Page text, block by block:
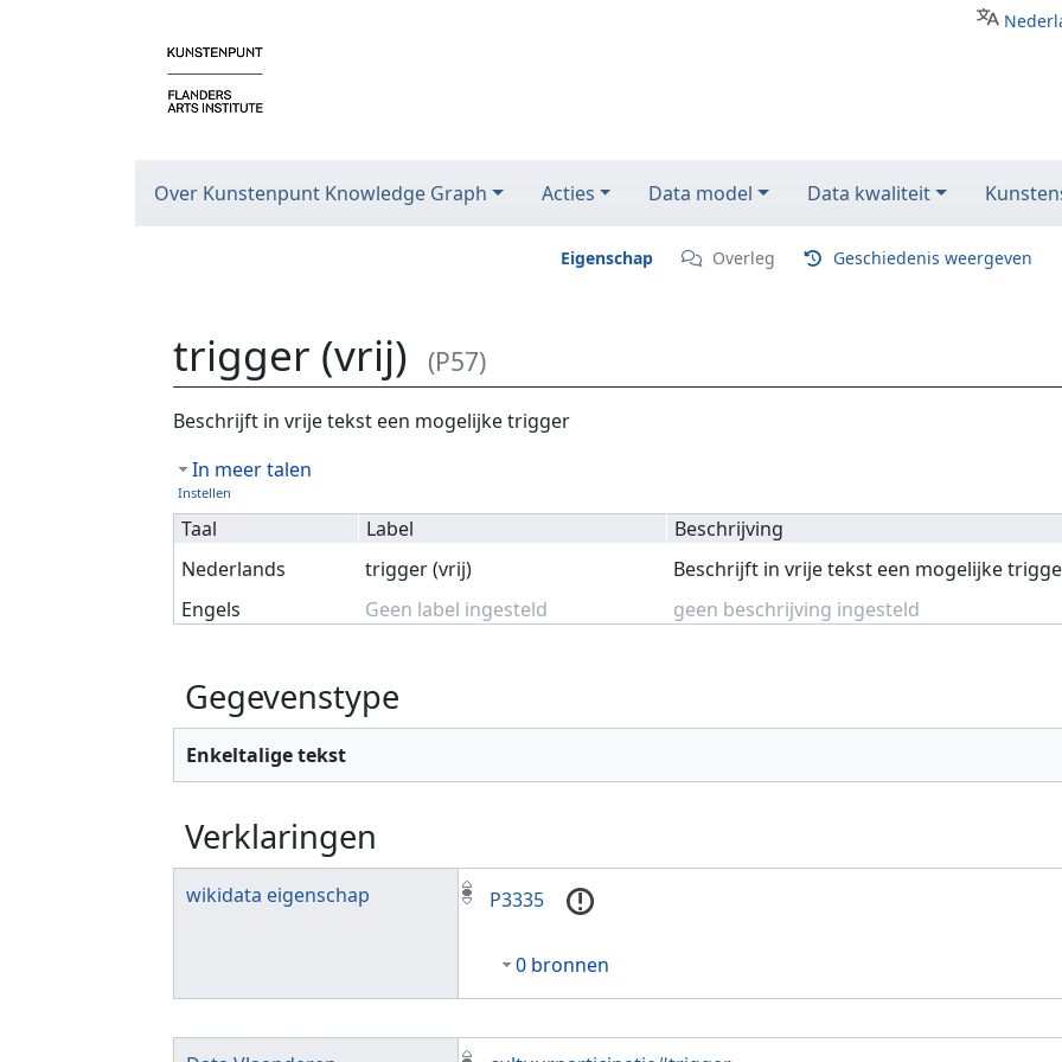
Over Kunstenpunt Knowledge Graph Acties Data model Data kwaliteit
Eigenschap Overleg Geschiedenis weergeven
trigger (vrij) (P57)
Ga naar:navigatie,zoeken
Beschrijft in vrije tekst een mogelijke trigger
In meer talen
Instellen
Taal Label
Beschrijving
Nederlands
trigger (vrij)
Beschrijft in vrije tekst een mogelijke
Engels
Geen label ingesteld geen beschrijving ingesteld
Gegevenstype
Enkeltalige tekst
Verklaringen
wikidata eigenschap P3335
0 bronnen